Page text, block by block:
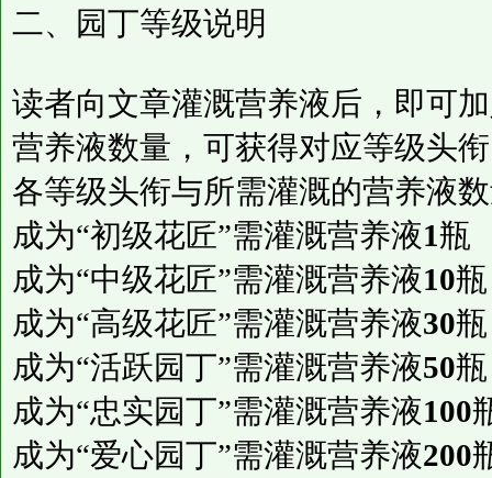
二、园丁等级说明
读者向文章灌溉营养液后，即可
营养液数量，可获得对应等级头
各等级头衔与所需灌溉的营养液
成为“初级花匠”需灌溉营养液1瓶
成为“中级花匠”需灌溉营养液10瓶
成为“高级花匠”需灌溉营养液30瓶
成为“活跃园丁”需灌溉营养液50瓶
成为“忠实园丁”需灌溉营养液100
成为“爱心园丁”需灌溉营养液200